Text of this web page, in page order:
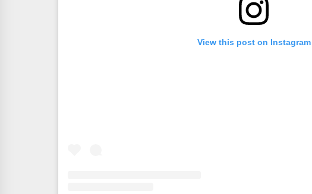
View this post on Instagram